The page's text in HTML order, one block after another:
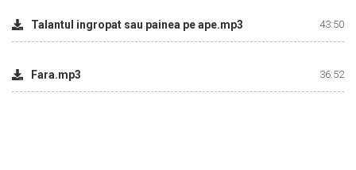
Talantul ingropat sau painea pe ape.mp3 43:50
Fara.mp3 36:52